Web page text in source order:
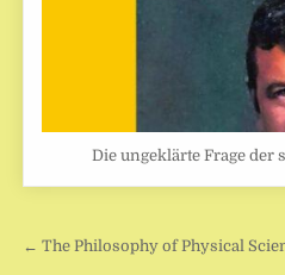
Die ungeklärte Frage der
← The Philosophy of Physical